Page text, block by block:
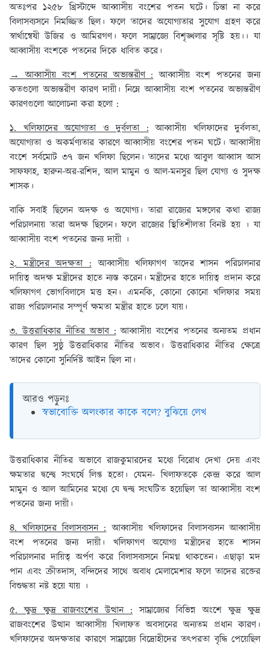
অতঃপর ১২৫৮ খ্রিস্টাব্দে আব্বাসীয় বংশের পতন ঘটে। চিন্তা না করে
বিলাসব্যসনে নিমজ্জিত ছিল। ফলে তাদের অযোগ্যতার সুযোগ গ্রহণ করে
স্বার্থান্বেষী উজির ও আমিরগণ। ফলে সাম্রাজ্যে বিশৃঙ্খলার সৃষ্টি হয়।। যা
আব্বাসীয় বংশকে পতনের দিকে ধাবিত করে।
→ আব্বাসীয় বংশ পতনের অভ্যন্তরীণ :আব্বাসীয় বংশ পতনের জন্য
কতগুলো অভ্যন্তরীণ কারণ দায়ী। নিম্নে আব্বাসীয় বংশ পতনের অভ্যন্তরীণ
কারণগুলো আলোচনা করা হলো :
১. খলিফাদের অযোগ্যতা ও দুর্বলতা :আব্বাসীয় খলিফাদের দুর্বলতা,
অযোগ্যতা ও অকর্মণ্যতার কারণে আব্বাসীয় বংশের পতন ঘটে। আব্বাসীয়
বংশে সর্বমোট ৩৭ জন খলিফা ছিলেন। তাদের মধ্যে আবুল আব্বাস আস
সাফফাহ, হারুন-অর-রশিদ, আল মামুন ও আল-মনসুর ছিল যোগ্য ও সুদক্ষ
শাসক।
বাকি সবাই ছিলেন অদক্ষ ও অযোগ্য। তারা রাজ্যের মঙ্গলের কথা রাজ্য
পরিচালনায় তারা অদক্ষ ছিলেন। ফলে রাজ্যের স্থিতিশীলতা বিনষ্ট হয় । যা
আব্বাসীয় বংশ পতনের জন্য দায়ী ।
২. মন্ত্রীদের অদক্ষতা :আব্বাসীয় খলিফাগণ তাদের শাসন পরিচালনার
দায়িত্ব অদক্ষ মন্ত্রীদের হাতে ন্যস্ত করেন। মন্ত্রীদের হাতে দায়িত্ব প্রদান করে
খলিফাগণ ভোগবিলাসে মত্ত হন। এমনকি, কোনো কোনো খলিফার সময়
রাজ্য পরিচালনার সম্পূর্ণ ক্ষমতা মন্ত্রীর হাতে চলে যায়।
৩. উত্তরাধিকার নীতির অভাব :আব্বাসীয় বংশের পতনের অন্যতম প্রধান
কারণ ছিল সুষ্ঠু উত্তরাধিকার নীতির অভাব। উত্তরাধিকার নীতির ক্ষেত্রে
তাদের কোনো সুনির্দিষ্ট আইন ছিল না।
আরও পড়ুনঃ
স্বভাবোক্তি অলংকার কাকে বলে? বুঝিয়ে লেখ
উত্তরাধিকার নীতির অভাবে রাজকুমারদের মধ্যে বিরোধ দেখা দেয় এবং
ক্ষমতার দ্বন্দ্বে সংঘর্ষে লিপ্ত হতো। যেমন- খিলাফতকে কেন্দ্র করে আল
মামুন ও আল আমিনের মধ্যে যে দ্বন্দ্ব সংঘটিত হয়েছিল তা আব্বাসীয় বংশ
পতনের জন্য দায়ী।
৪. খলিফাদের বিলাসব্যসন :আব্বাসীয় খলিফাদের বিলাসব্যসন আব্বাসীয়
বংশ পতনের জন্য দায়ী। খলিফাগণ অযোগ্য মন্ত্রীদের হাতে শাসন
পরিচালনার দায়িত্ব অর্পণ করে বিলাসব্যসনে নিমগ্ন থাকতেন। এছাড়া মদ
পান এবং ক্রীতদাস, বন্দিদের সাথে অবাধ মেলামেশার ফলে তাদের রক্তের
বিশুদ্ধতা নষ্ট হয়ে যায় ।
৫. ক্ষুদ্র ক্ষুদ্র রাজবংশের উত্থান : সাম্রাজ্যের বিভিন্ন অংশে ক্ষুদ্র ক্ষুদ্র
রাজবংশের উত্থান আব্বাসীয় খিলাফত অবসানের অন্যতম প্রধান কারণ।
খলিফাদের অদক্ষতার কারণে সাম্রাজ্যে বিদ্রোহীদের তৎপরতা বৃদ্ধি পেয়েছিল